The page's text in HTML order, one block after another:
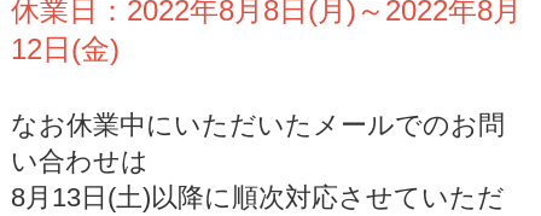
休業日：2022年8月8日(月)～2022年8月
12日(金)
なお休業中にいただいたメールでのお問
い合わせは
8月13日(土)以降に順次対応させていただ